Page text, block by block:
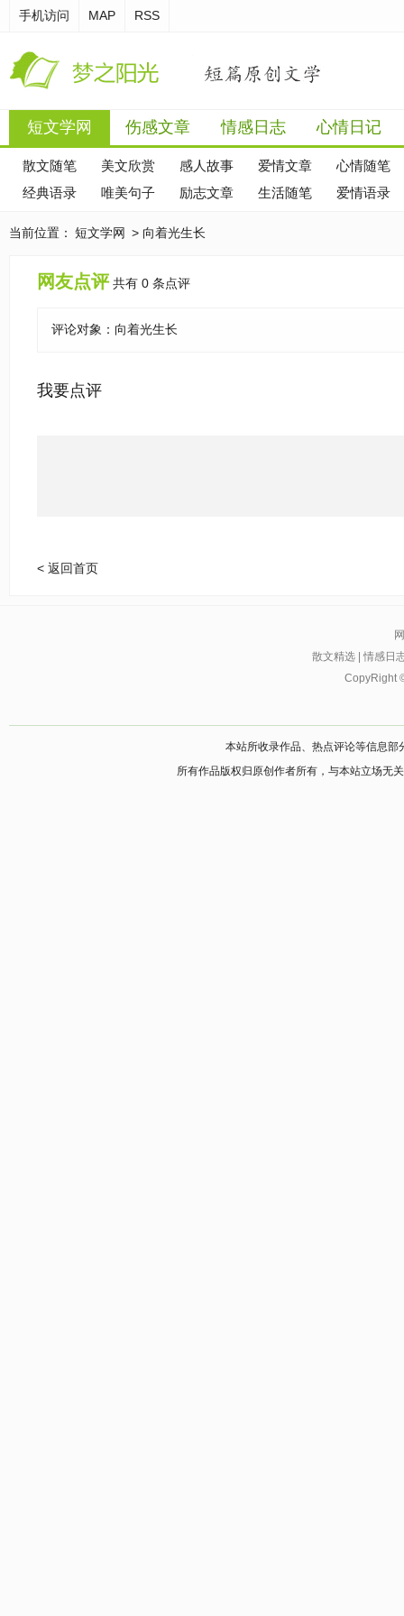
手机访问 MAP RSS
短文学网 伤感文章 情感日志 心情日记
散文随笔 美文欣赏 感人故事 爱情文章
心情随笔
经典语录
唯美句子 励志文章 生活随笔 爱情语录
当前位置： 短文学网 > 向着光生长
网友点评 共有 0 条点评
评论对象： 向着光生长
我要点评
< 返回首页
散文精选
情感日
CopyRight
本站所收录作品、热点评论等信息
所有作品版权归原创作者所有，与本站立场无